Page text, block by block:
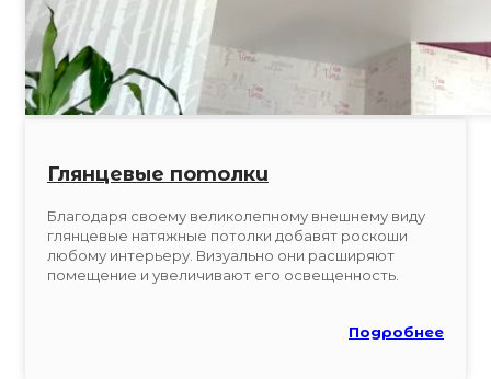
Глянцевые потолки
Благодаря своему великолепному внешнему виду
глянцевые натяжные потолки добавят роскоши
любому интерьеру. Визуально они расширяют
помещение и увеличивают его освещенность.
Подробнее